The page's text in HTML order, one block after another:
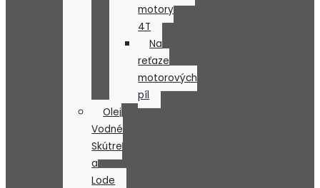
motory
4T
Na
reťaze
motorových
píl
Olej
Vodné
Skútre
a
Lode